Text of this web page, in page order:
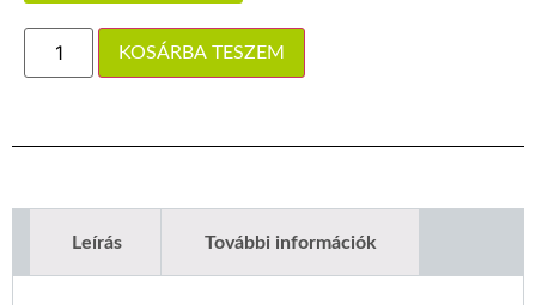
KOSÁRBA TESZEM
Leírás További információk